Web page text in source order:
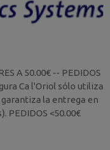
A 50.00€ -- PEDIDOS
Ca l'Oriol sólo utiliza
la entrega en
PEDIDOS <50.00€